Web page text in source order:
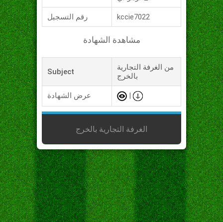
رقم التسجيل kccie7022
مشاهدة الشهادة
Subject
من الغرفة التجارية
بالخرج
عرض الشهادة
الغرفة التجارية بالخرج